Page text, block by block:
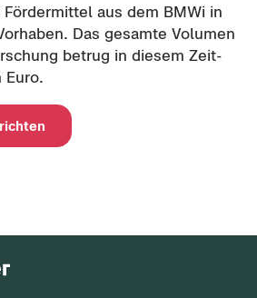
aus dem BMWi in
Das ge­sam­te Vo­lu­men
be­trug in die­sem Zeit­
Euro.